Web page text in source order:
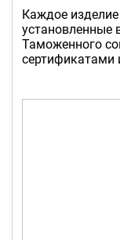
Каждое
установленные
Таможенного
сертификатами